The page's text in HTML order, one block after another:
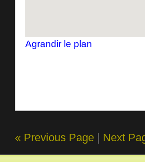
Agrandir le plan
« Previous Page | Next